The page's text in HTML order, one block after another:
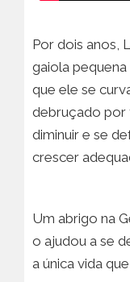
Por dois anos,
gaiola
que ele se
debruçado
diminuir e se
crescer
Um abrigo na
o ajudou a se
a única vida